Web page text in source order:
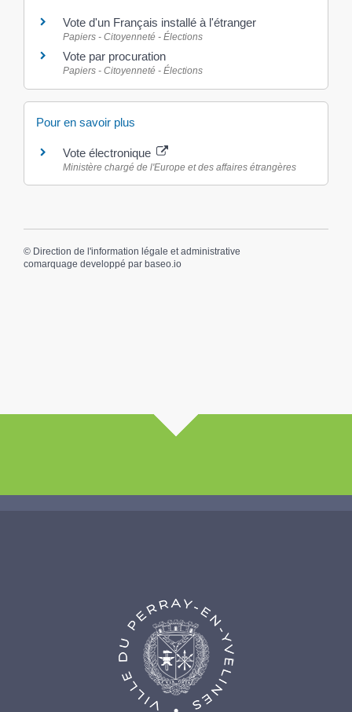
Vote d'un Français installé à l'étranger
Papiers - Citoyenneté - Élections
Vote par procuration
Papiers - Citoyenneté - Élections
Pour en savoir plus
Vote électronique
Ministère chargé de l'Europe et des affaires étrangères
© Direction de l'information légale et administrative
comarquage developpé par baseo.io